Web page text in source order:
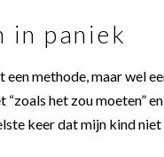
in paniek
methode, maar wel
“zoals het zou moeten”
keer dat mijn kind niet